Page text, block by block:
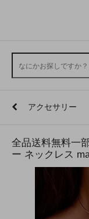
アクセサリー
全品送料無料一
ー ネックレス